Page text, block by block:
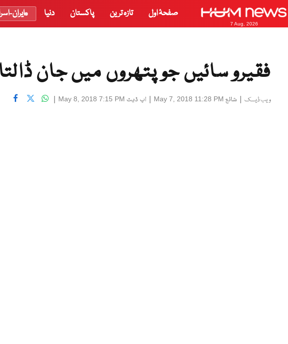
7 Aug, 2026
صفحۂ اول تازہ ترین پاکستان دنیا ایران-
فقیرو سائیں جو پتھروں میں جان
ویب ڈیسک | شائع May 7, 2018 11:28 PM
| اپ ڈیٹ May 8, 2018 7:15 PM
|